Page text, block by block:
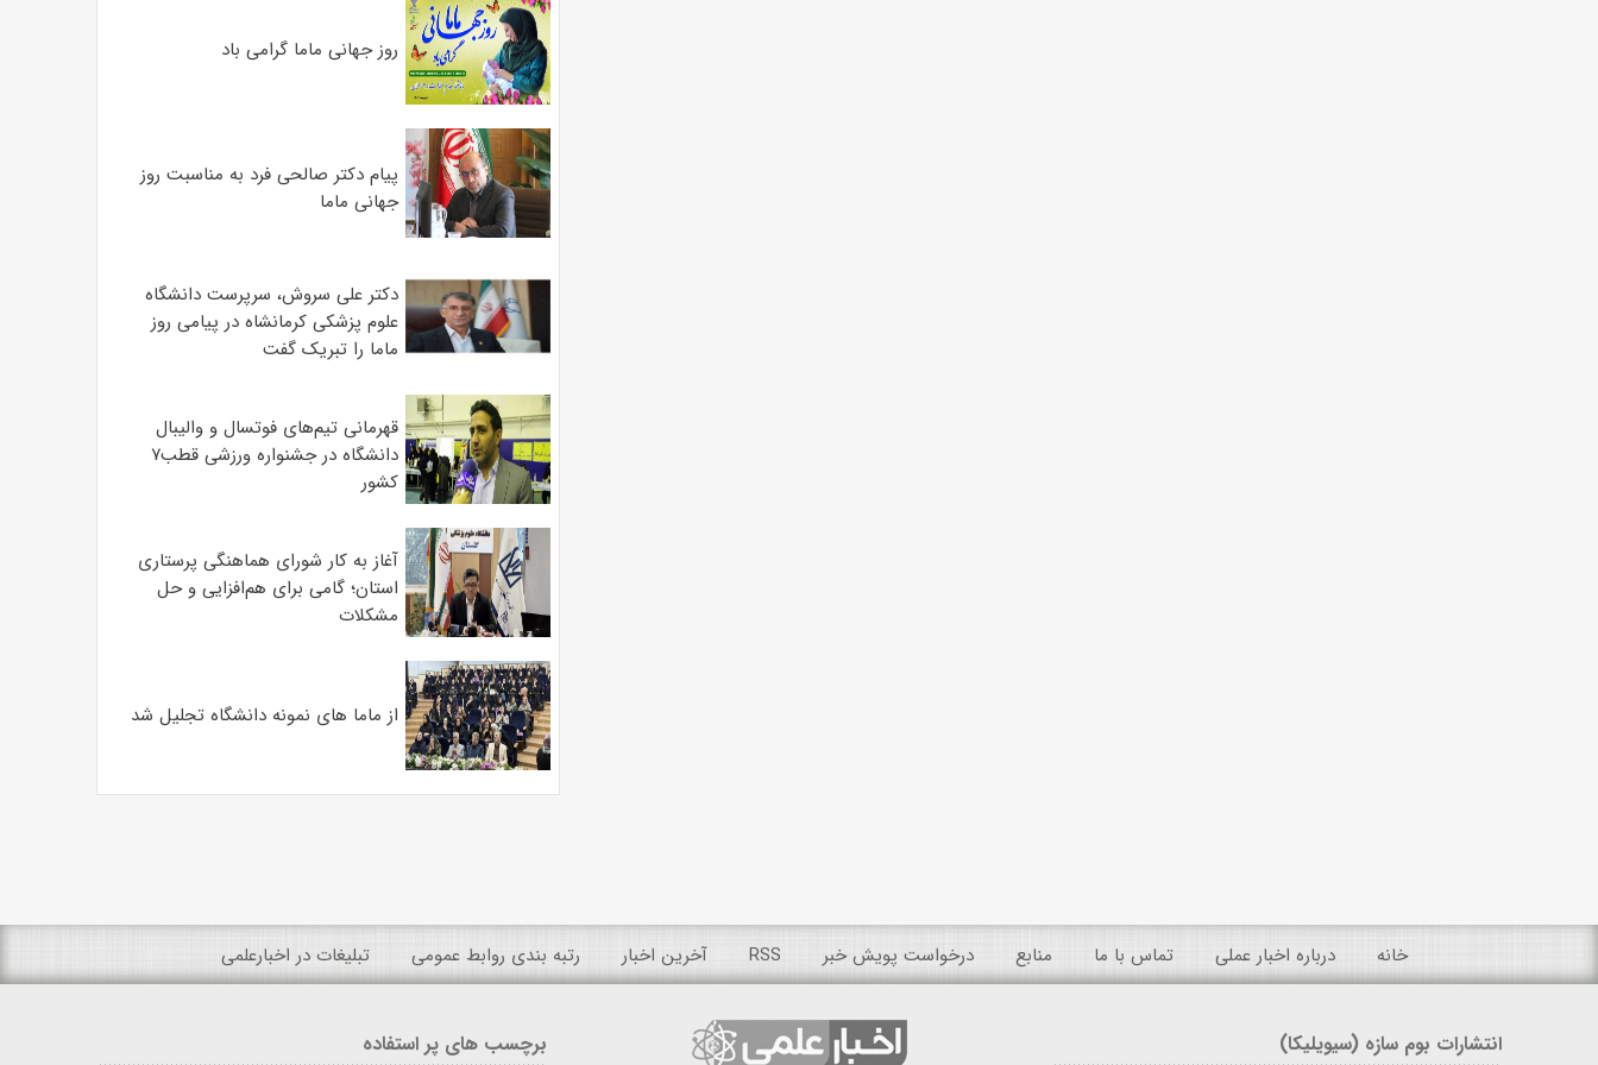
روز جهانی ماما گرامی باد
پیام دکتر صالحی فرد به مناسبت روز
جهانی ماما
دکتر علی سروش، سرپرست دانشگاه
علوم پزشکی کرمانشاه در پیامی روز
ماما را تبریک گفت
قهرمانی تیم‌های فوتسال و والیبال
دانشگاه در جشنواره ورزشی قطب۷
کشور
آغاز به کار شورای هماهنگی پرستاری
استان؛ گامی برای هم‌افزایی و حل
مشکلات
از ماما های نمونه دانشگاه تجلیل شد
خانه درباره اخبار عملی تماس با ما منابع درخواست پویش خبر RSS آخرین اخبار رتبه بندی روابط عمومی تبلیغات در اخبارعلمی
انتشارات بوم سازه (سیویلیکا) برچسب های پر استفاده